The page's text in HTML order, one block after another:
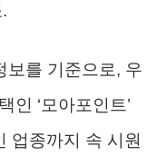
보를 기준으로, 우
인 ‘모아포인트’
업종까지 속 시원